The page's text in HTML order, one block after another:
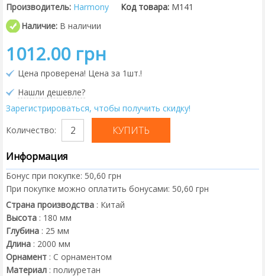
Производитель: Harmony Код товара: M141
Наличие: В наличии
1012.00 грн
Цена проверена! Цена за 1шт.!
Нашли дешевле?
Зарегистрироваться, чтобы получить скидку!
Количество:
Информация
Бонус при покупке: 50,60 грн
При покупке можно оплатить бонусами: 50,60 грн
Страна производства : Китай
Высота : 180 мм
Глубина : 25 мм
Длина : 2000 мм
Орнамент : С орнаментом
Материал : полиуретан